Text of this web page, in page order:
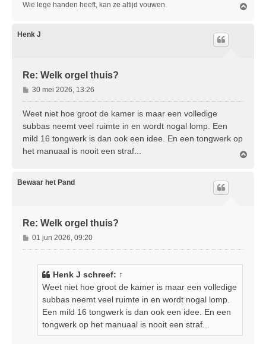
Wie lege handen heeft, kan ze altijd vouwen.
Henk J
Re: Welk orgel thuis?
B
e
r
h
t
30 mei 2026, 13:26
Weet niet hoe groot de kamer is maar een volledige
subbas neemt veel ruimte in en wordt nogal lomp. Een
mild 16 tongwerk is dan ook een idee. En een tongwerk op
het manuaal is nooit een straf...
Bewaar het Pand
Re: Welk orgel thuis?
B
e
01 jun 2026, 09:20
Henk J schreef: ↑
Weet niet hoe groot de kamer is maar een volledige
subbas neemt veel ruimte in en wordt nogal lomp.
Een mild 16 tongwerk is dan ook een idee. En een
tongwerk op het manuaal is nooit een straf...